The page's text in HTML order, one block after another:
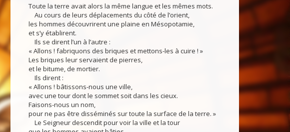
Toute la terre avait alors la même langue et les mêmes mots.
Au cours de leurs déplacements du côté de l’orient,
les hommes découvrirent une plaine en Mésopotamie,
et s’y établirent.
Ils se dirent l’un à l’autre :
« Allons ! fabriquons des briques et mettons-les à cuire ! »
Les briques leur servaient de pierres,
et le bitume, de mortier.
Ils dirent :
« Allons ! bâtissons-nous une ville,
avec une tour dont le sommet soit dans les cieux.
Faisons-nous un nom,
pour ne pas être disséminés sur toute la surface de la terre. »
Le Seigneur descendit pour voir la ville et la tour